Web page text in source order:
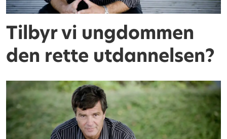
Tilbyr vi ungdommen
den rette utdannelsen?